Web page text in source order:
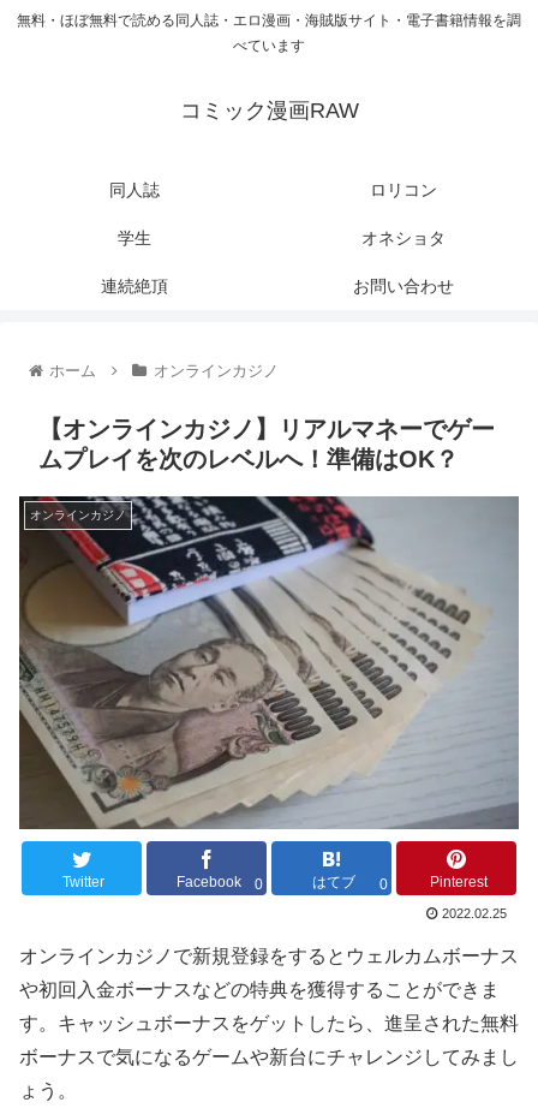
無料・ほぼ無料で読める同人誌・エロ漫画・海賊版サイト・電子書籍情報を調
べています
コミック漫画RAW
同人誌 ロリコン
学生 オネショタ
連続絶頂 お問い合わせ
ホーム オンラインカジノ
【オンラインカジノ】リアルマネーでゲー
ムプレイを次のレベルへ！準備はOK？
オンラインカジノ
Twitter Facebook 0 はてブ 0 Pinterest
2022.02.25
オンラインカジノで新規登録をするとウェルカムボーナス
や初回入金ボーナスなどの特典を獲得することができま
す。キャッシュボーナスをゲットしたら、進呈された無料
ボーナスで気になるゲームや新台にチャレンジしてみまし
ょう。